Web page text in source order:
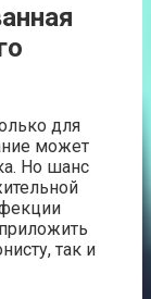
для
может
Но шанс
так и